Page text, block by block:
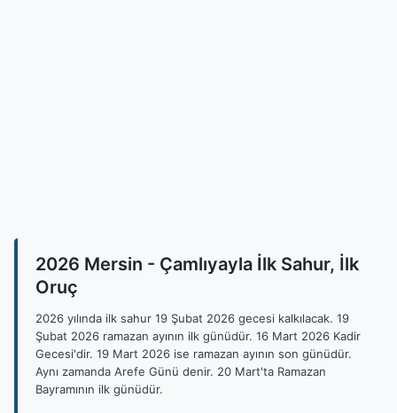
2026 Mersin - Çamlıyayla İlk Sahur, İlk
Oruç
2026 yılında ilk sahur 19 Şubat 2026 gecesi kalkılacak. 19
Şubat 2026 ramazan ayının ilk günüdür. 16 Mart 2026 Kadir
Gecesi'dir. 19 Mart 2026 ise ramazan ayının son günüdür.
Aynı zamanda Arefe Günü denir. 20 Mart'ta Ramazan
Bayramının ilk günüdür.